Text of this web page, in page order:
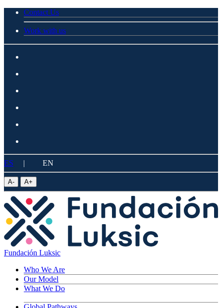
Contact Us
Work with us
ES | EN
A- A+
Fundación Luksic
Who We Are
Our Model
What We Do